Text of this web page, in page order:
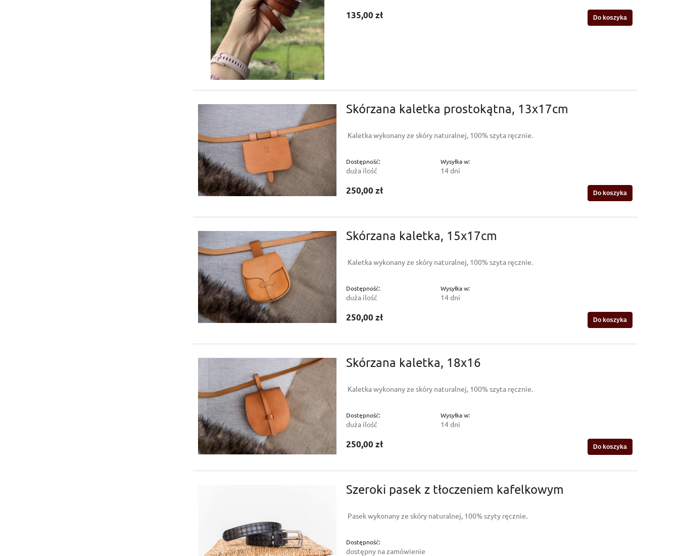
135,00 zł Do koszyka
Skórzana kaletka prostokątna, 13x17cm
Kaletka wykonany ze skóry naturalnej, 100% szyta ręcznie.
Dostępność:
duża ilość
Wysyłka w:
14 dni
250,00 zł Do koszyka
Skórzana kaletka, 15x17cm
Kaletka wykonany ze skóry naturalnej, 100% szyta ręcznie.
Dostępność:
duża ilość
Wysyłka w:
14 dni
250,00 zł Do koszyka
Skórzana kaletka, 18x16
Kaletka wykonany ze skóry naturalnej, 100% szyta ręcznie.
Dostępność:
duża ilość
Wysyłka w:
14 dni
250,00 zł Do koszyka
Szeroki pasek z tłoczeniem kafelkowym
Pasek wykonany ze skóry naturalnej, 100% szyty ręcznie.
Dostępność:
dostępny na zamówienie